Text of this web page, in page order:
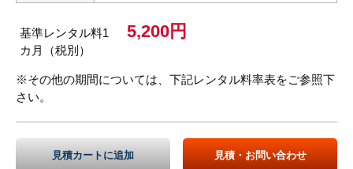
基準レンタル料1
カ月（税別）
5,200円
※その他の期間については、下記レンタル料率表をご参照下
さい。
見積カートに追加 見積・お問い合わせ